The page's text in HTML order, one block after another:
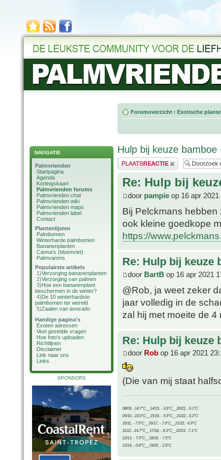
NAVIGATIE
Palmvrienden
Startpagina
Agenda
Kortingskaart
Palmvrienden forums
Palmvrienden chat
Palmvrienden wiki
Palmvrienden maps
Palmvrienden label
Contact
Plantenlijsten
Palmbomen
Winterharde palmbomen
Bananenplanten
Canna's (bloemriet)
Palmvarens
Populairste artikels
1)Verzorging bananenplanten
2)Verzorging van palmen
3)Hoe een bananenplant
beschermen in de winter?
4)De 10 winterhardste
palmbomen ter wereld
5)Zaaien van avocado
Handige pagina's
Exoten adressen
Veel gestelde vragen
Hoe foto's uploaden
Richtlijnen
Disclaimer
Link naar ons
Links
SPONSORS
Forumoverzicht ‹ Exotische
Hulp bij keuze bamboe
Plaats een reactie
Re: Hulp bij
door pampie op 16 apr 2021
Bij Pelckmans
ook kleine goedkope
https://
Re: Hulp bij keuze
door BartB op 16 apr 2021
@Rob, ja weet zeker
jaar volledig in de
zal hij met moeite de 4
Re: Hulp bij keuze
door Rob op 16 apr 2021
(Die van mij staat
08/09, -14.7°C__14/15, - 3.6°C__20/21, -9.1°C
09/10, -10.0°C__15/16, - 5.9°C__21/22, -5.2°C
10/11, - 7.9°C__16/17, - 7.9°C__21/22, -6.9°C
11/12, -14.7°C__17/18, - 8.3°C__22/23, -7.1°C
12/13, - 7.9°C__18/19, - 7.5°C
13/14, - 0.8°C__19/20, - 2.8°C